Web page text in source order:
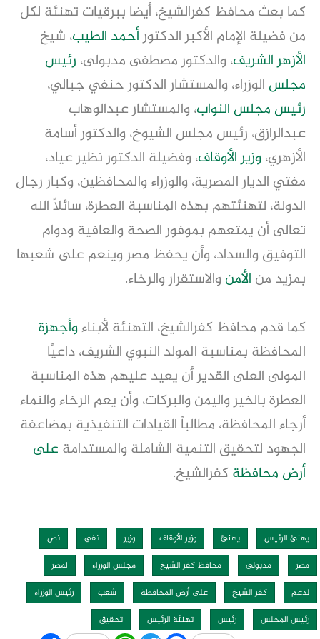
كما بعث محافظ كفرالشيخ، أيضا ببرقيات تهنئة لكل
من فضيلة الإمام الأكبر الدكتورأحمد الطيب، شيخ
الأزهر الشريف، والدكتور مصطفى مدبولى، رئيس
مجلس الوزراء، والمستشار الدكتور حنفي جبالي،
رئيس مجلس النواب، والمستشار عبدالوهاب
عبدالرازق، رئيس مجلس الشيوخ، والدكتور أسامة
الأزهري،وزيرالأوقاف، وفضيلة الدكتور نظير عياد،
مفتي الديار المصرية، والوزراء والمحافظين، وكبار رجال
الدولة، لتهنئتهم بهذه المناسبة العطرة، سائلاً الله
تعالى أن يمتعهم بموفور الصحة والعافية ودوام
التوفيق والسداد، وأن يحفظ مصر وينعم على شعبها
بمزيد من الأمن والاستقرار والرخاء.
كما قدم محافظ كفرالشيخ، التهنئة لأبناءوأجهزة
المحافظة بمناسبة المولد النبوي الشريف، داعيًا
المولى العلى القدير أن يعيد عليهم هذه المناسبة
العطرة بالخير واليمن والبركات، وأن يعم الرخاء والنماء
أرجاء المحافظة، مطالباً القيادات التنفيذية بمضاعفة
الجهود لتحقيق التنمية الشاملة والمستدامة على
أرض محافظة كفرالشيخ.
يهنئ الرئيس يهنئ وزير الأوقاف وزير نفي
نص
مصر
مدبولى محافظ كفر الشيخ مجلس الوزراء
لمصر
لدعم
كفر الشيخ على أرض المحافظة شعب
رئيس الوزراء
رئيس المجلس
رئيس تهنئة الرئيس تحقيق